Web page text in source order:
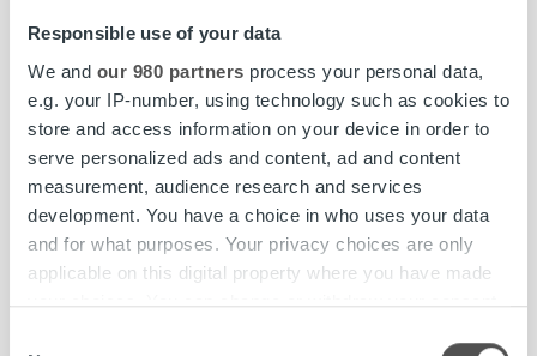
Responsible use of your data
We and our 980 partners process your personal data,
e.g. your IP-number, using technology such as cookies to
store and access information on your device in order to
serve personalized ads and content, ad and content
measurement, audience research and services
development. You have a choice in who uses your data
and for what purposes. Your privacy choices are only
applicable on this digital property where you have made
your choices. You can change or withdraw your consent
palautekyselyn perusteella itsepalvelukanavamme
arvioidaan 3,5 tähden arvoiseksi asteikolla 1–5. Tästä on
hyvä jatkaa – jokainen palaute on tärkeä ja auttaa meitä
kehittämään palveluamme.
Kesän aikana teemme myös laajemmanyrityskuva- ja
asiakaskokemustutkimuksen, jossa keskitymme Ropon
asiakaspalvelun ja maksuneuvonnan kanssa asioineisiin
asiakkaisiin. Selvitämme mm. asiakkaiden kokemuksia eri
palvelukanavistamme ja siitä, millaisia asioita hoidetaan